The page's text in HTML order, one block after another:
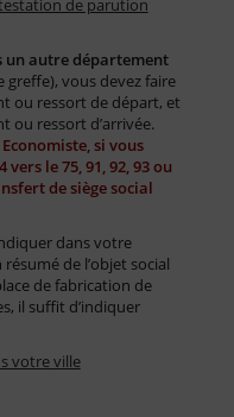
de parution
un autre département
vous devez faire
ou ressort de départ, et
ou ressort d’arrivée.
si vous
vers le 75, 91, 92, 93 ou
de siège social
dans votre
de l’objet social
de fabrication de
il suffit d’indiquer
votre ville